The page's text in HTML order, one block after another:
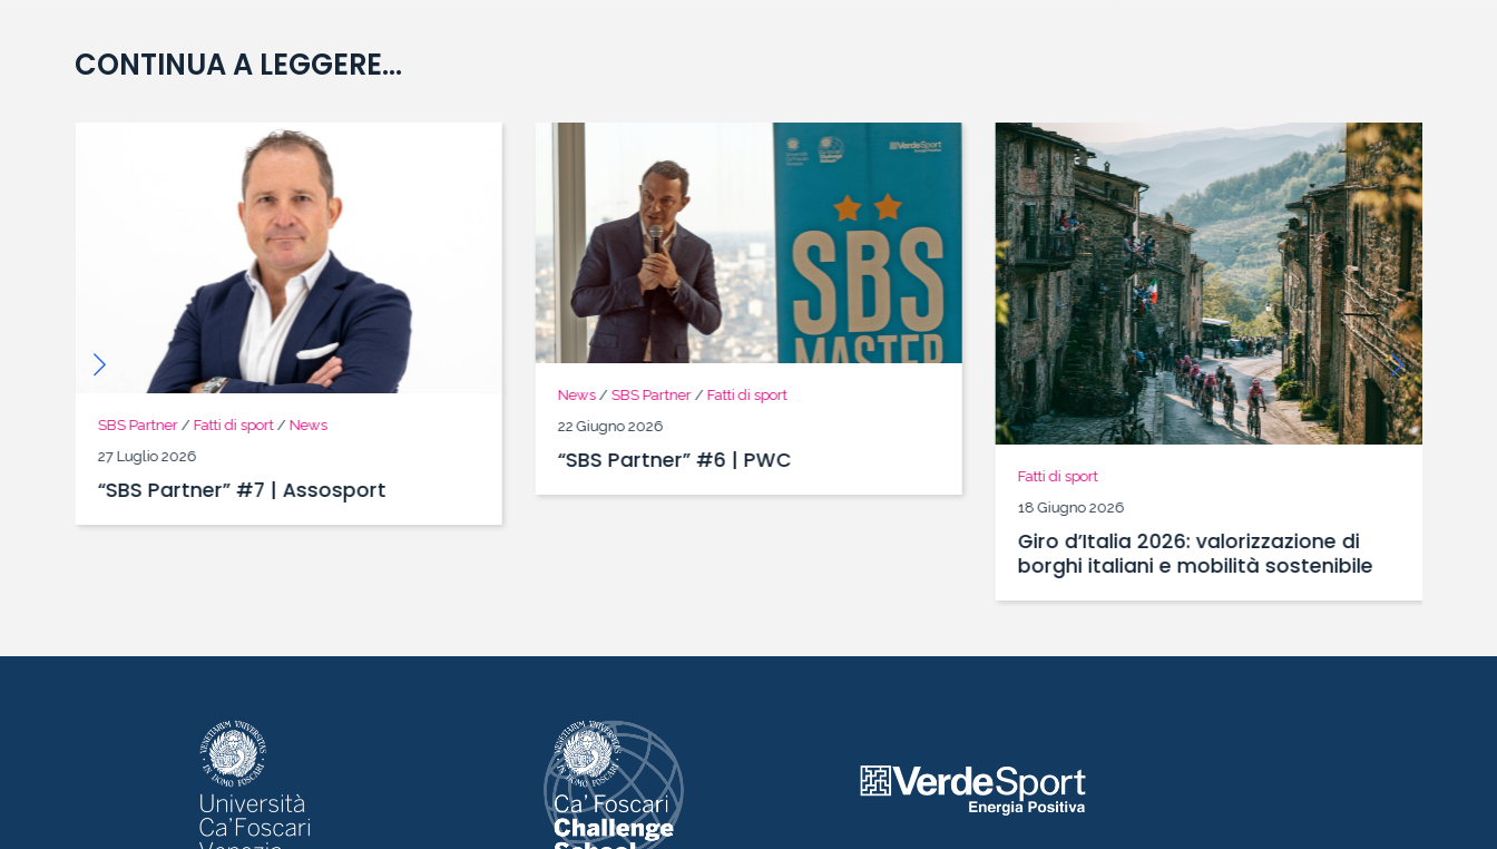
CONTINUA A LEGGERE...
SBS Partner/ Fatti di sport/ News
27 Luglio 2026
“SBS Partner” #7 | Assosport
News/ SBS Partner/ Fatti di sport
22 Giugno 2026
“SBS Partner” #6 | PWC
Fatti di sport
18 Giugno 2026
Giro d’Italia 2026: valorizzazione di
borghi italiani e mobilità sostenibile